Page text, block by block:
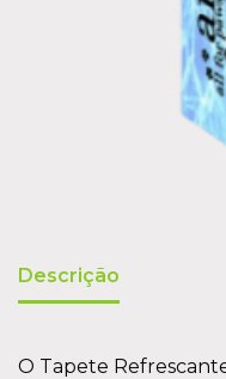
Descrição
O Tapete